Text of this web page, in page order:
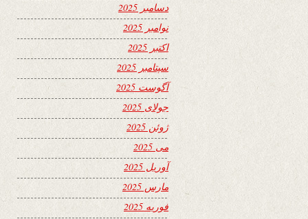
دسامبر 2025
نوامبر 2025
اکتبر 2025
سپتامبر 2025
آگوست 2025
جولای 2025
ژوئن 2025
می 2025
آوریل 2025
مارس 2025
فوریه 2025